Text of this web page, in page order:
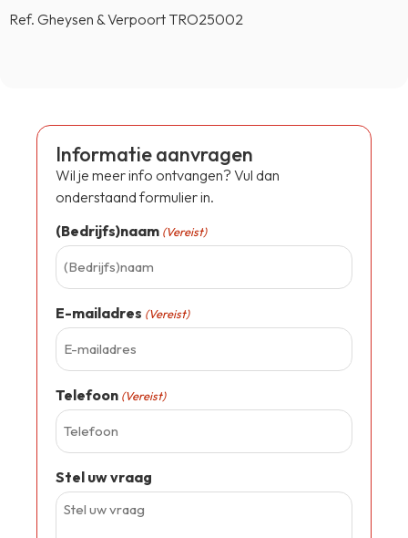
Ref. Gheysen & Verpoort TRO25002
Informatie aanvragen
Wil je meer info ontvangen? Vul dan
onderstaand formulier in.
(Bedrijfs)naam (Vereist)
E-mailadres (Vereist)
Telefoon (Vereist)
Stel uw vraag